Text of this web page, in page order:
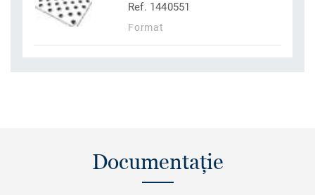
Ref. 1440551
Format
Documentație